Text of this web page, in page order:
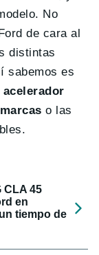
No
de cara al
distintas
sabemos es
o las
CLA 45
en
tiempo de